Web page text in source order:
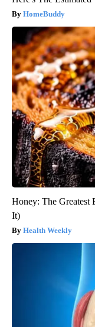
HomeBuddy
Honey: The Greatest
It)
Health Weekly